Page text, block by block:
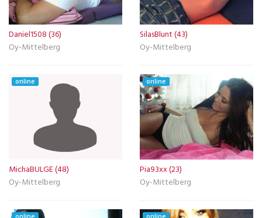
Daniel1508 (36)
Oy-Mittelberg
SilasBlunt (43)
Oy-Mittelberg
online
MichaBULGE (48)
Oy-Mittelberg
online
Pia93xx (23)
Oy-Mittelberg
online online